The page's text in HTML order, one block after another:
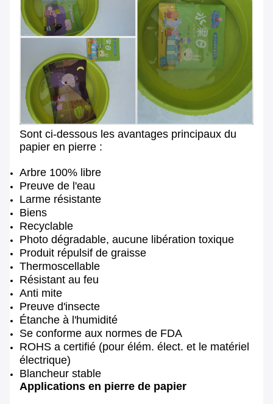
Sont ci-dessous les avantages principaux du
papier en pierre :
Arbre 100% libre
Preuve de l'eau
Larme résistante
Biens
Recyclable
Photo dégradable, aucune libération toxique
Produit répulsif de graisse
Thermoscellable
Résistant au feu
Anti mite
Preuve d'insecte
Étanche à l'humidité
Se conforme aux normes de FDA
ROHS a certifié (pour élém. élect. et le matériel
électrique)
Blancheur stable
Applications en pierre de papier